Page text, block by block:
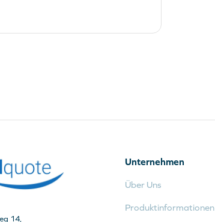
14,
Unternehmen
Über Uns
Produktinformationen